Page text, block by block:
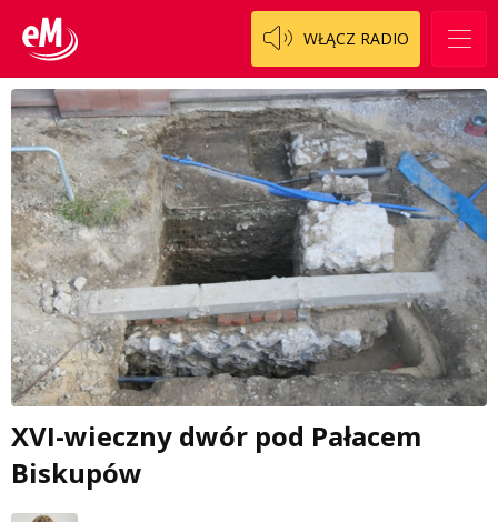
WŁĄCZ RADIO
XVI-wieczny dwór pod Pałacem
Biskupów